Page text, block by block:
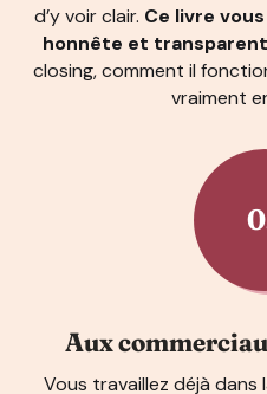
d’y voir clair. Ce livre
honnête et
closing, comment il
vraiment
Aux
Vous travaillez déjà dans